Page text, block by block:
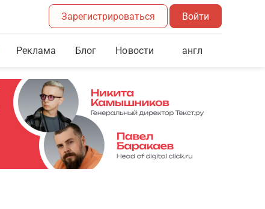
Зарегистрироваться Войти
Реклама Блог Новости англ